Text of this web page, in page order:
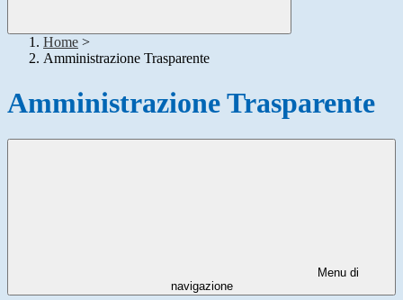
Home >
Amministrazione Trasparente
Amministrazione Trasparente
Menu di
navigazione